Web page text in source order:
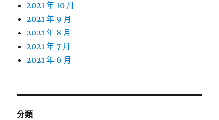
2021 年 10 月
2021 年 9 月
2021 年 8 月
2021 年 7 月
2021 年 6 月
分類